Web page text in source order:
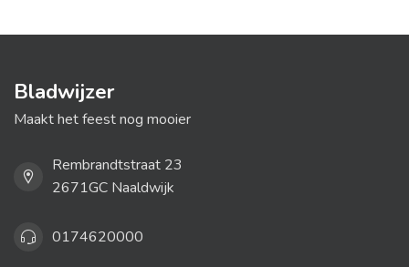
Bladwijzer
Maakt het feest nog mooier
Rembrandtstraat 23
2671GC Naaldwijk
0174620000